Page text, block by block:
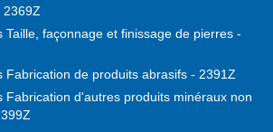
2369Z
Taille, façonnage et finissage de pierres -
Fabrication de produits abrasifs - 2391Z
Fabrication d'autres produits minéraux non